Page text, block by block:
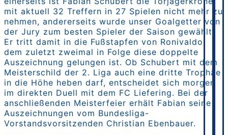
mit aktuell 32 Treffern in 27 Spielen nicht mehr zu
nehmen, andererseits wurde unser Goalgetter von
der Jury zum besten Spieler der Saison gewählt.
Er tritt damit in die Fußstapfen von Ronivaldo,
dem zuletzt zweimal in Folge diese doppelte
Auszeichnung gelungen ist. Ob Schubert mit dem
Meisterschild der 2. Liga auch eine dritte Trophäe
in die Höhe heben darf, entscheidet sich morgen
im direkten Duell mit dem FC Liefering. Bei der
anschließenden Meisterfeier erhält Fabian seine
Auszeichnungen vom Bundesliga-
Vorstandsvorsitzenden Christian Ebenbauer.